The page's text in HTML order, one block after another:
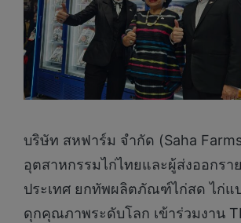
บริษัท สหฟาร์ม จำกัด (Saha
อุตสาหกรรมไก่ไทยและผู้ส่งออกรา
ประเทศ ยกทัพผลิตภัณฑ์ไก่สด ไก่แ
ดุกคุณภาพระดับโลก เข้าร่วมงาน